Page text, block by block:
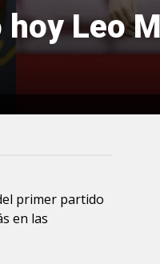
Leo
primer partido
en las